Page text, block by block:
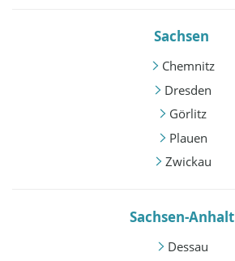
Sachsen
Chemnitz
Dresden
Görlitz
Plauen
Zwickau
Sachsen-Anhalt
Dessau